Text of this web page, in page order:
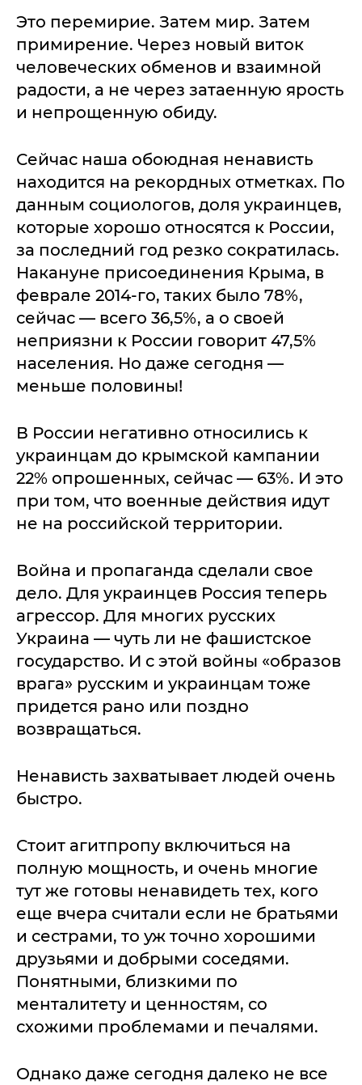
Это перемирие. Затем мир. Затем
примирение. Через новый виток
человеческих обменов и взаимной
радости, а не через затаенную ярость
и непрощенную обиду.
Сейчас наша обоюдная ненависть
находится на рекордных отметках. По
данным социологов, доля украинцев,
которые хорошо относятся к России,
за последний год резко сократилась.
Накануне присоединения Крыма, в
феврале 2014-го, таких было 78%,
сейчас — всего 36,5%, а о своей
неприязни к России говорит 47,5%
населения. Но даже сегодня —
меньше половины!
В России негативно относились к
украинцам до крымской кампании
22% опрошенных, сейчас — 63%. И это
при том, что военные действия идут
не на российской территории.
Война и пропаганда сделали свое
дело. Для украинцев Россия теперь
агрессор. Для многих русских
Украина — чуть ли не фашистское
государство. И с этой войны «образов
врага» русским и украинцам тоже
придется рано или поздно
возвращаться.
Ненависть захватывает людей очень
быстро.
Стоит агитпропу включиться на
полную мощность, и очень многие
тут же готовы ненавидеть тех, кого
еще вчера считали если не братьями
и сестрами, то уж точно хорошими
друзьями и добрыми соседями.
Понятными, близкими по
менталитету и ценностям, со
схожими проблемами и печалями.
Однако даже сегодня далеко не все